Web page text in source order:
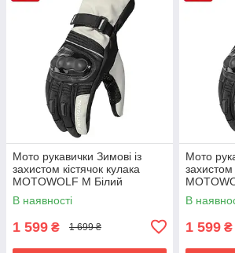
Мото рукавички Зимові із
захистом кістячок кулака
MOTOWOLF M Білий
MDL0318
В наявності
1 599 ₴ 1 699 ₴
Мото
захистом
MDL0318
В
1 599 ₴